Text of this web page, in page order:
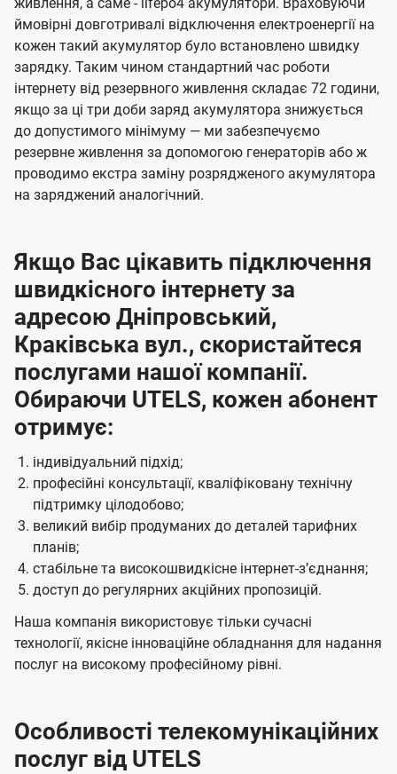
ймовірні довготривалі відключення електроенергії на
кожен такий акумулятор було встановлено швидку
зарядку. Таким чином стандартний час роботи
інтернету від резервного живлення складає 72 години,
якщо за ці три доби заряд акумулятора знижується
до допустимого мінімуму — ми забезпечуємо
резервне живлення за допомогою генераторів або ж
проводимо екстра заміну розрядженого акумулятора
на заряджений аналогічний.
Якщо Вас цікавить підключення
швидкісного інтернету за
адресою Дніпровський,
Краківська вул., скористайтеся
послугами нашої компанії.
Обираючи UTELS, кожен абонент
отримує:
індивідуальний підхід;
професійні консультації, кваліфіковану технічну
підтримку цілодобово;
великий вибір продуманих до деталей тарифних
планів;
стабільне та високошвидкісне інтернет-зʼєднання;
доступ до регулярних акційних пропозицій.
Наша компанія використовує тільки сучасні
технології, якісне інноваційне обладнання для надання
послуг на високому професійному рівні.
Особливості телекомунікаційних
послуг від UTELS